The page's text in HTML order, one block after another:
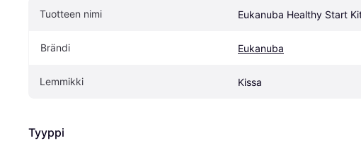
Tuotteen nimi Eukanuba Healthy Start
Brändi Eukanuba
Lemmikki Kissa
Tyyppi